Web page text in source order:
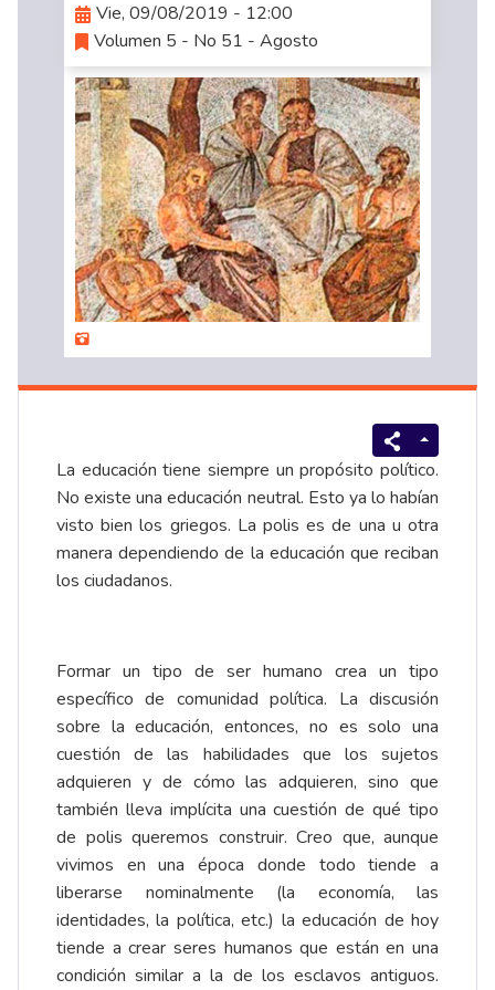
Vie, 09/08/2019 - 12:00
Volumen 5 - No 51 - Agosto
La educación tiene siempre un propósito político.
No existe una educación neutral. Esto ya lo habían
visto bien los griegos. La polis es de una u otra
manera dependiendo de la educación que reciban
los ciudadanos.
Formar un tipo de ser humano crea un tipo
específico de comunidad política. La discusión
sobre la educación, entonces, no es solo una
cuestión de las habilidades que los sujetos
adquieren y de cómo las adquieren, sino que
también lleva implícita una cuestión de qué tipo
de polis queremos construir. Creo que, aunque
vivimos en una época donde todo tiende a
liberarse nominalmente (la economía, las
identidades, la política, etc.) la educación de hoy
tiende a crear seres humanos que están en una
condición similar a la de los esclavos antiguos.